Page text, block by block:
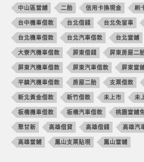
中山區當舖 二胎 信用卡換現金 刷
台中機車借款 台北借錢 台北免留車
台北機車借款 台北汽車借款 台北當舖
大寮汽機車借款 屏東借錢 屏東房屋二
屏東汽機車借款 屏東汽車借款 屏東當舖
平鎮汽機車借款 房屋二胎 支票借款
新北黃金借款 新竹借款 未上市 未
板橋機車借款 板橋汽車借款 桃園當舖
聚甘新 高雄借貸 高雄借錢 高雄汽
高雄當鋪 鳳山支票貼現 鳳山當舖